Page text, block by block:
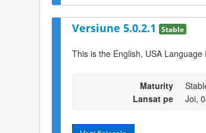
Versiune 5.0.2.1 Stable
This is the English, USA
Maturity
Lansat pe
Joi,